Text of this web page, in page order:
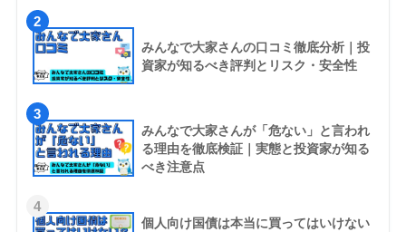
2
みんなで大家さんの口コミ徹底分析｜投
資家が知るべき評判とリスク・安全性
3
みんなで大家さんが「危ない」と言われ
る理由を徹底検証｜実態と投資家が知る
べき注意点
4
個人向け国債は本当に買ってはいけない